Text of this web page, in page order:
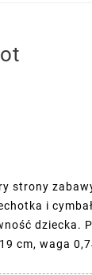
strony
i
dziecka.
cm, waga